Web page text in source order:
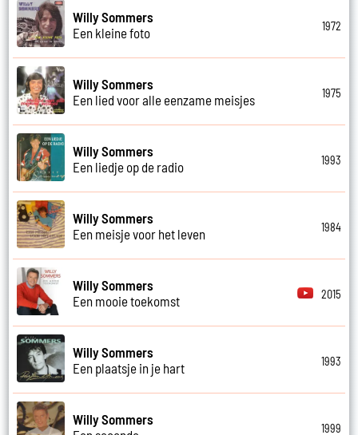
Willy Sommers
Een kleine foto
1972
Willy Sommers
Een lied voor alle eenzame meisjes
1975
Willy Sommers
Een liedje op de radio
1993
Willy Sommers
Een meisje voor het leven
1984
Willy Sommers
Een mooie toekomst
2015
Willy Sommers
Een plaatsje in je hart
1993
Willy Sommers
1999